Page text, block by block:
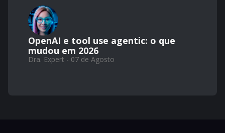
OpenAI e tool use agentic: o que
mudou em 2026
Dra. Expert - 07 de Agosto